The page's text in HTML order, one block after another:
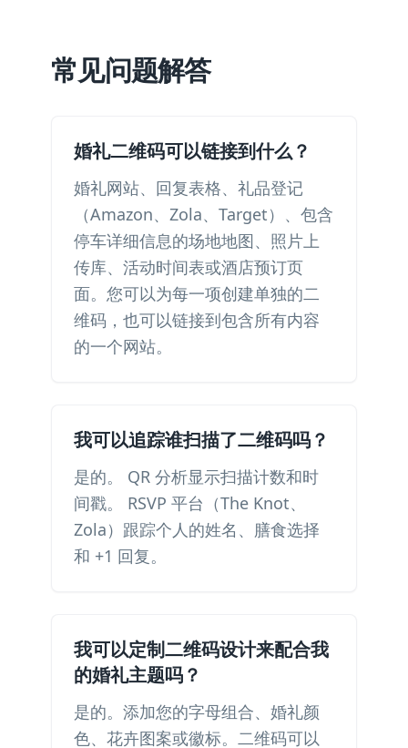
常见问题解答
婚礼二维码可以链接到什么？
婚礼网站、回复表格、礼品登记
（Amazon、Zola、Target）、包含
停车详细信息的场地地图、照片上
传库、活动时间表或酒店预订页
面。您可以为每一项创建单独的二
维码，也可以链接到包含所有内容
的一个网站。
我可以追踪谁扫描了二维码吗？
是的。 QR 分析显示扫描计数和时
间戳。 RSVP 平台（The Knot、
Zola）跟踪个人的姓名、膳食选择
和 +1 回复。
我可以定制二维码设计来配合我
的婚礼主题吗？
是的。添加您的字母组合、婚礼颜
色、花卉图案或徽标。二维码可以